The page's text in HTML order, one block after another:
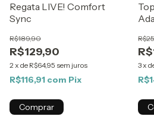
Regata LIVE! Comfort
Sync
R$129,90
R$189,90
2 x de R$64,95 sem juros
R$116,91 com Pix
Comprar
3x